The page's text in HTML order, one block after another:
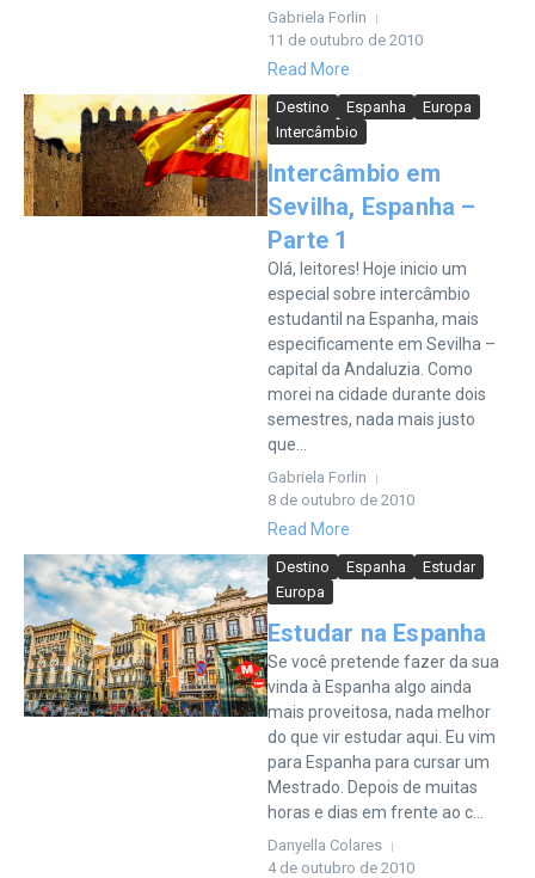
Gabriela Forlin
11 de outubro de 2010
Read More
Destino Espanha
Europa
Intercâmbio
Intercâmbio em
Sevilha, Espanha –
Parte 1
Olá, leitores! Hoje inicio um
especial sobre intercâmbio
estudantil na Espanha, mais
especificamente em Sevilha –
capital da Andaluzia. Como
morei na cidade durante dois
semestres, nada mais justo
que...
Gabriela Forlin
8 de outubro de 2010
Read More
Destino Espanha
Estudar
Europa
Estudar na Espanha
Se você pretende fazer da sua
vinda à Espanha algo ainda
mais proveitosa, nada melhor
do que vir estudar aqui. Eu vim
para Espanha para cursar um
Mestrado. Depois de muitas
horas e dias em frente ao c...
Danyella Colares
4 de outubro de 2010